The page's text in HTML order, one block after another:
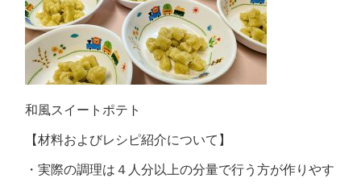
和風スイートポテト
【材料およびレシピ紹介について】
・実際の調理は４人分以上の分量で行う方が作りやす